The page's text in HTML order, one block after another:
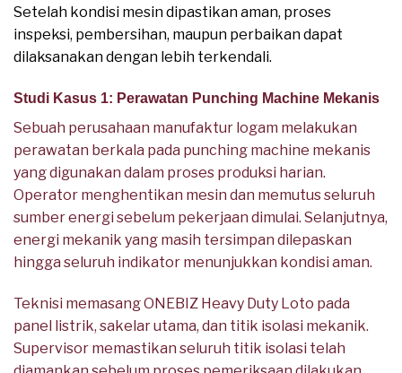
Setelah kondisi mesin dipastikan aman, proses
inspeksi, pembersihan, maupun perbaikan dapat
dilaksanakan dengan lebih terkendali.
Studi Kasus 1: Perawatan Punching Machine Mekanis
Sebuah perusahaan manufaktur logam melakukan
perawatan berkala pada punching machine mekanis
yang digunakan dalam proses produksi harian.
Operator menghentikan mesin dan memutus seluruh
sumber energi sebelum pekerjaan dimulai. Selanjutnya,
energi mekanik yang masih tersimpan dilepaskan
hingga seluruh indikator menunjukkan kondisi aman.
Teknisi memasang ONEBIZ Heavy Duty Loto pada
panel listrik, sakelar utama, dan titik isolasi mekanik.
Supervisor memastikan seluruh titik isolasi telah